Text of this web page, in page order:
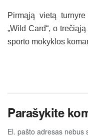
Pirmąją vietą
„Wild Card“, o
spor­to mo­kyk­los
Parašykite
El. pašto adresas nebus